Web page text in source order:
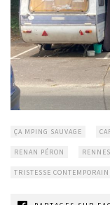
ÇA MPING SAUVAGE
RENAN PÉRON RENNES
TRISTESSE